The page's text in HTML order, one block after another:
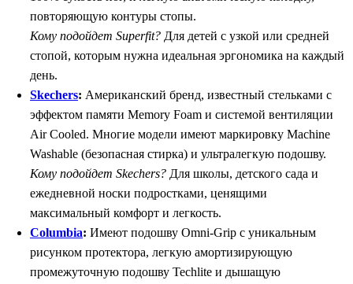
повторяющую контуры стопы.
Кому подойдет Superfit? Для детей с узкой или средней
стопой, которым нужна идеальная эргономика на каждый
день.
Skechers: Американский бренд, известный стельками с
эффектом памяти Memory Foam и системой вентиляции
Air Cooled. Многие модели имеют маркировку Machine
Washable (безопасная стирка) и ультралегкую подошву.
Кому подойдет Skechers? Для школы, детского сада и
ежедневной носки подростками, ценящими
максимальный комфорт и легкость.
Columbia: Имеют подошву Omni-Grip с уникальным
рисунком протектора, легкую амортизирующую
промежуточную подошву Techlite и дышащую